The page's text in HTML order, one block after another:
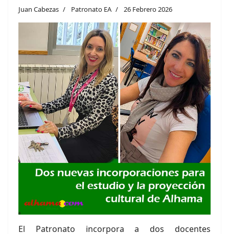
Juan Cabezas Patronato EA 26 Febrero 2026
El Patronato incorpora a dos docentes